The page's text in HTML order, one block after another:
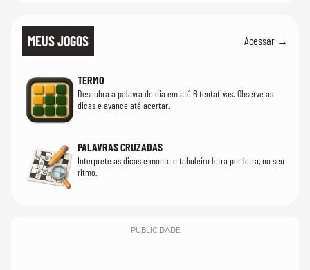
MEUS JOGOS Acessar →
TERMO
Descubra a palavra do dia em até 6 tentativas. Observe as
dicas e avance até acertar.
PALAVRAS CRUZADAS
Interprete as dicas e monte o tabuleiro letra por letra, no seu
ritmo.
PUBLICIDADE